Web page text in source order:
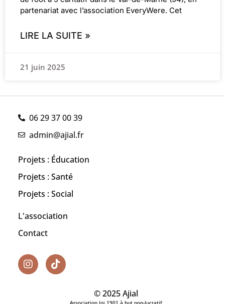
partenariat avec l’association EveryWere. Cet
LIRE LA SUITE »
21 juin 2025
06 29 37 00 39
admin@ajial.fr
Projets : Éducation
Projets : Santé
Projets : Social
L'association
Contact
© 2025 Ajial